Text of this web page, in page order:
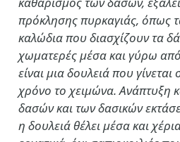
πρόκλησης πυρκαγιάς, όπως
καλώδια που διασχίζουν τα
χωματερές μέσα και γύρω
είναι μια δουλειά που
χρόνο το χειμώνα. Ανάπτυξη
δασών και των δασικών
η δουλειά θέλει μέσα και